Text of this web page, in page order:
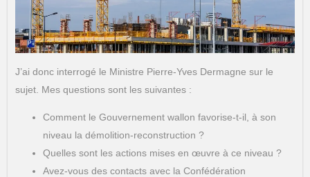
J’ai donc interrogé le Ministre Pierre-Yves Dermagne sur le
sujet. Mes questions sont les suivantes :
Comment le Gouvernement wallon favorise-t-il, à son
niveau la démolition-reconstruction ?
Quelles sont les actions mises en œuvre à ce niveau ?
Avez-vous des contacts avec la Confédération